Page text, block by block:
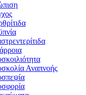
Αναπνοής